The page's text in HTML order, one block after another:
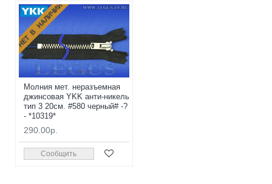
НЕТ В НАЛИЧИИ
Молния мет. неразъемная
джинсовая YKK анти-никель
тип 3 20см. #580 черный# -?
- *10319*
290.00р.
Сообщить